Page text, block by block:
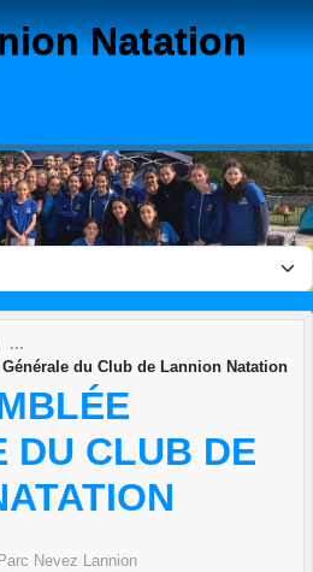
Natation
du Club de Lannion Natation
DU CLUB DE
Nevez Lannion